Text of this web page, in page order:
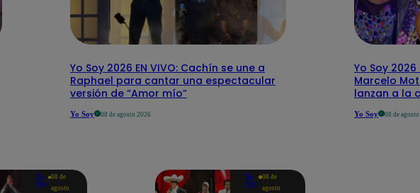
Yo Soy 2026 EN VIVO: Cachín se une a
Raphael para cantar una espectacular
versión de “Amor mío”
Yo Soy 08 de agosto 2026
Yo Soy 2026
Marcelo
lanzan a la
Yo Soy 08 de
Yo
Soy
08 de
agosto
Yo
Soy
08 de
agosto